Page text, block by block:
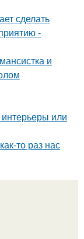
сделать
-
и
или
то раз нас